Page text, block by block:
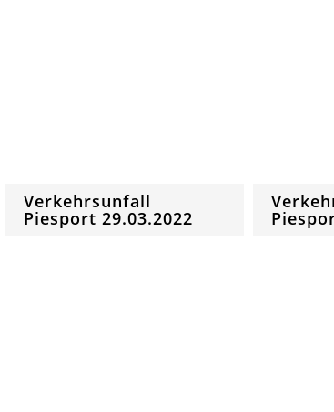
Verkehrsunfall
Piesport 29.03.2022